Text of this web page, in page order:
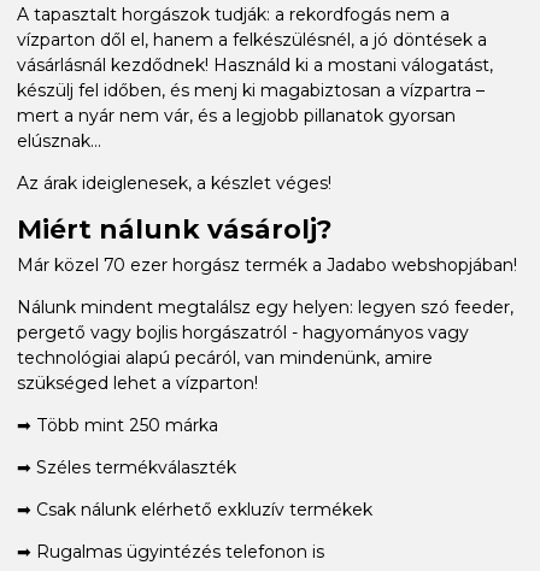
A tapasztalt horgászok tudják: a rekordfogás nem a
vízparton dől el, hanem a felkészülésnél, a jó döntések a
vásárlásnál kezdődnek! Használd ki a mostani válogatást,
készülj fel időben, és menj ki magabiztosan a vízpartra –
mert a nyár nem vár, és a legjobb pillanatok gyorsan
elúsznak...
Az árak ideiglenesek, a készlet véges!
Miért nálunk vásárolj?
Már közel 70 ezer horgász termék a Jadabo webshopjában!
Nálunk mindent megtalálsz egy helyen: legyen szó feeder,
pergető vagy bojlis horgászatról - hagyományos vagy
technológiai alapú pecáról, van mindenünk, amire
szükséged lehet a vízparton!
➡ Több mint 250 márka
➡ Széles termékválaszték
➡ Csak nálunk elérhető exkluzív termékek
➡ Rugalmas ügyintézés telefonon is